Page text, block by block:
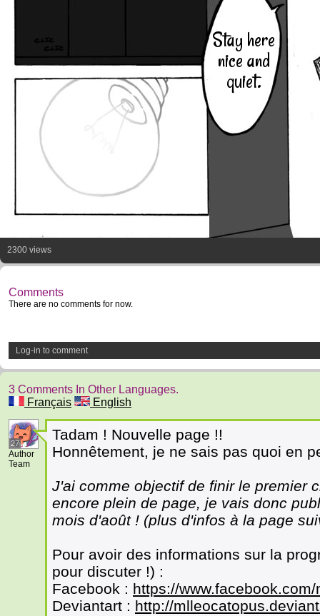
Stay here
nice and
quiet.
2300 views
Comments
There are no comments for now.
Log-in to comment
3 Comments In Other Languages.
Français
English
27
Author
Team
Tadam ! Nouvelle page !!
Honnêtement, je ne sais pas quoi en
J'ai comme objectif de finir le premier
encore plein de page, je vais donc
mois d'août ! (plus d'infos à la page
Pour avoir des informations sur la
pour discuter !) :
Facebook : https://
Deviantart : http://